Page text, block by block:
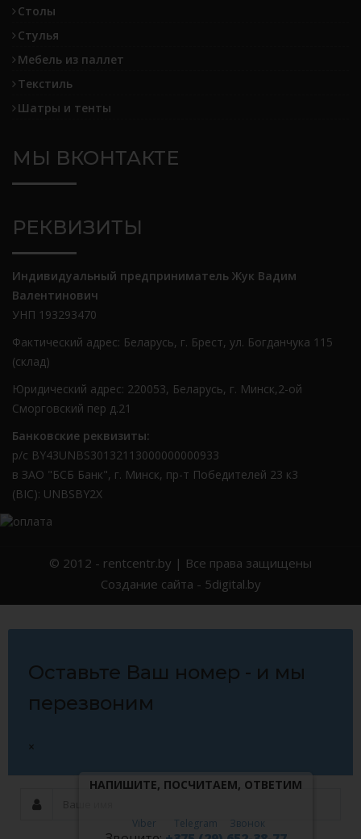
Столы
Стулья
Мебель из паллет
Текстиль
Шатры и тенты
МЫ ВКОНТАКТЕ
РЕКВИЗИТЫ
Индивидуальный предприниматель Жук Вадим
Валентинович
УНП 193293470
Фактический адрес: Беларусь, г. Брест, ул. Богданчука 115
(склад)
Юридический адрес: 220053, Беларусь, г. Минск,2-ой
Сморговский пер д.21
Банковские реквизиты:
р/с BY43UNBS30132113000000000933
в ЗАО "БСБ Банк", г. Минск, пр-т Победителей 23 к3
(BIC): UNBSBY2X
© 2012 - rentcentr.by | Все права защищены
Создание сайта - 5digital.by
Оставьте Ваш номер - и мы
перезвоним
×
НАПИШИТЕ, ПОСЧИТАЕМ, ОТВЕТИМ
Viber Telegram Звонок